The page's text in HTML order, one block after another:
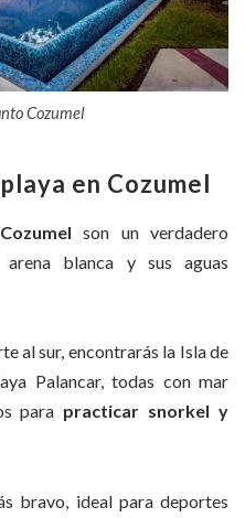
Cozumel
en Cozumel
son un verdadero
blanca y sus aguas
al sur, encontrarás la Isla de
Palancar, todas con mar
para practicar snorkel y
bravo, ideal para deportes